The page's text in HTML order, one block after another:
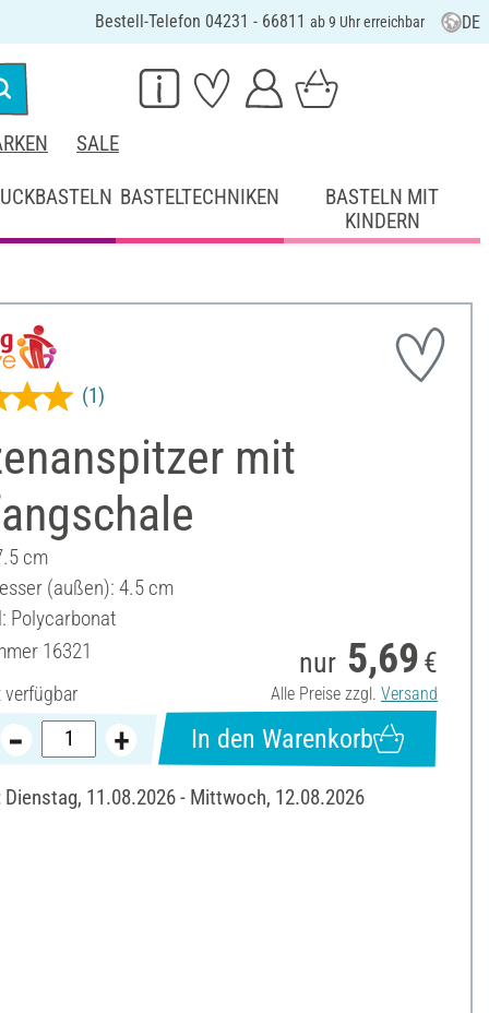
Bestell-Telefon 04231 - 66811 ab 9 Uhr erreichbar DE
SALE
BASTELTECHNIKEN
BASTELN MIT
KINDERN
mit
(1)
cm
(außen): 4.5 cm
Polycarbonat
16321
verfügbar
nur 5,69 €
Alle Preise zzgl. Versand
In den Warenkorb
11.08.2026 - Mittwoch, 12.08.2026